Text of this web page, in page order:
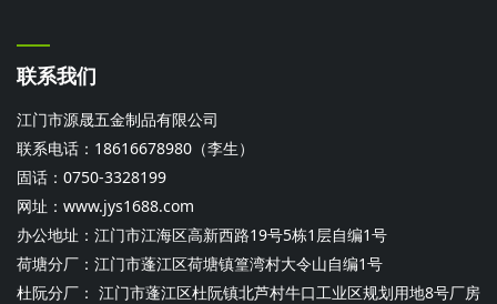
联系我们
江门市源晟五金制品有限公司
联系电话：18616678980（李生）
固话：0750-3328199
网址： www.jys1688.com
办公地址：江门市江海区高新西路19号5栋1层自编1号
荷塘分厂：江门市蓬江区荷塘镇篁湾村大令山自编1号
杜阮分厂： 江门市蓬江区杜阮镇北芦村牛口工业区规划用地8号厂房